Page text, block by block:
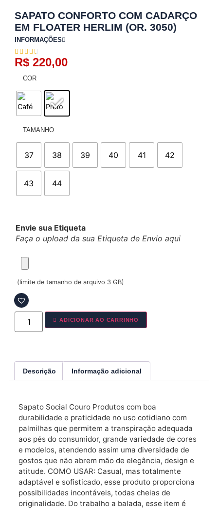
SAPATO CONFORTO COM CADARÇO
EM FLOATER HERLIM (OR. 3050)
INFORMAÇÕES
R$ 220,00
COR
TAMANHO
37 38 39 40 41 42
43 44
Envie sua Etiqueta
Faça o upload da sua Etiqueta de Envio aqui
(limite de tamanho de arquivo 3 GB)
ADICIONAR AO CARRINHO
Descrição Informação adicional
Sapato Social Couro Produtos com boa
durabilidade e praticidade no uso cotidiano com
palmilhas que permitem a transpiração adequada
aos pés do consumidor, grande variedade de cores
e modelos, atendendo assim uma diversidade de
gostos que não abrem mão de elegância, design e
atitude. COMO USAR: Casual, mas totalmente
adaptável e sofisticado, esse produto proporciona
possibilidades incontáveis, todas cheias de
originalidade. Do trabalho a balada, esse item é